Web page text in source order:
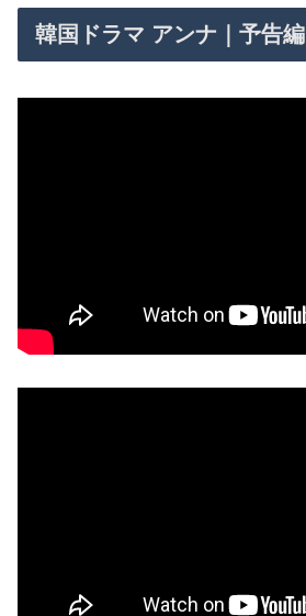
韓国ドラマ アンナ｜予告編